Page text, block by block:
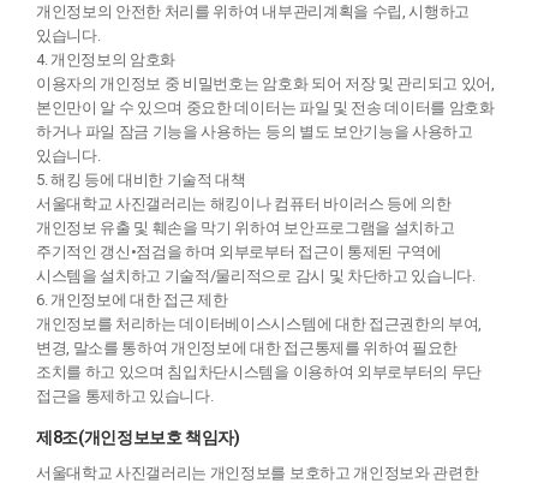
개인정보의 안전한 처리를 위하여 내부관리계획을 수립, 시행하고
있습니다.
4. 개인정보의 암호화
이용자의 개인정보 중 비밀번호는 암호화 되어 저장 및 관리되고 있어,
본인만이 알 수 있으며 중요한 데이터는 파일 및 전송 데이터를 암호화
하거나 파일 잠금 기능을 사용하는 등의 별도 보안기능을 사용하고
있습니다.
5. 해킹 등에 대비한 기술적 대책
서울대학교 사진갤러리는 해킹이나 컴퓨터 바이러스 등에 의한
개인정보 유출 및 훼손을 막기 위하여 보안프로그램을 설치하고
주기적인 갱신•점검을 하며 외부로부터 접근이 통제된 구역에
시스템을 설치하고 기술적/물리적으로 감시 및 차단하고 있습니다.
6. 개인정보에 대한 접근 제한
개인정보를 처리하는 데이터베이스시스템에 대한 접근권한의 부여,
변경, 말소를 통하여 개인정보에 대한 접근통제를 위하여 필요한
조치를 하고 있으며 침입차단시스템을 이용하여 외부로부터의 무단
접근을 통제하고 있습니다.
제8조(개인정보보호 책임자)
서울대학교 사진갤러리는 개인정보를 보호하고 개인정보와 관련한